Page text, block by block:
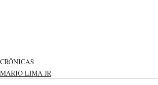
CRÔNICAS
MÁRIO LIMA JR